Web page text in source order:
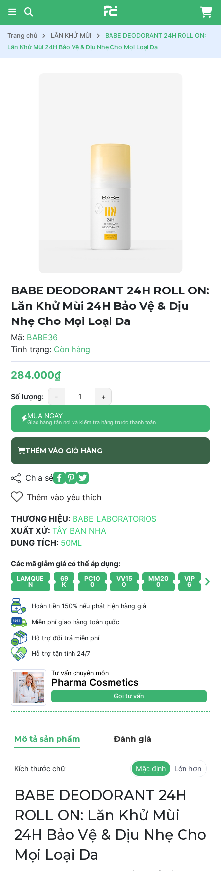
Trang chủ LĂN KHỬ MÙI
BABE DEODORANT 24H ROLL ON:
Lăn Khử Mùi 24H Bảo Vệ & Dịu Nhẹ Cho Mọi Loại Da
BABE DEODORANT 24H ROLL ON:
Lăn Khử Mùi 24H Bảo Vệ & Dịu
Nhẹ Cho Mọi Loại Da
Mã: BABE36
Tình trạng: Còn hàng
284.000₫
Số lượng: - +
MUA NGAY
Giao hàng tận nơi và kiểm tra hàng trước thanh toán
THÊM VÀO GIỎ HÀNG
Chia sẻ
Thêm vào yêu thích
THƯƠNG HIỆU: BABE LABORATORIOS
XUẤT XỨ: TÂY BAN NHA
DUNG TÍCH: 50ML
Các mã giảm giá có thể áp dụng:
LAMQUE
N
69
K
PC10
0
VV15
0
MM20
0
VIP
6
Hoàn tiền 150% nếu phát hiện hàng giả
Miễn phí giao hàng toàn quốc
Hỗ trợ đổi trả miễn phí
Hỗ trợ tận tình 24/7
Tư vấn chuyên môn
Pharma Cosmetics
Gọi tư vấn
Mô tả sản phẩm Đánh giá
Kích thước chữ Mặc định Lớn hơn
BABE DEODORANT 24H
ROLL ON: Lăn Khử Mùi
24H Bảo Vệ & Dịu Nhẹ Cho
Mọi Loại Da